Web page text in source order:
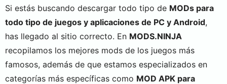
Si estás buscando descargar todo tipo de MODs para
todo tipo de juegos y aplicaciones de PC y Android,
has llegado al sitio correcto. En MODS.NINJA
recopilamos los mejores mods de los juegos más
famosos, además de que estamos especializados en
categorías más específicas como MOD APK para